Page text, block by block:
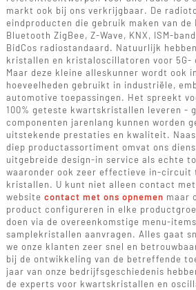
markt ook bij ons verkrijgbaar. De
eindproducten die gebruik maken van de
Bluetooth ZigBee, Z-Wave, KNX, ISM-
BidCos radiostandaard. Natuurlijk
kristallen en kristaloscillatoren voor 5G-
Maar deze kleine alleskunner wordt ook
hoeveelheden gebruikt in industriële,
automotive toepassingen. Het spreekt
100% geteste kwartskristallen leveren -
componenten jarenlang kunnen worden
uitstekende prestaties en kwaliteit.
diep productassortiment omvat ons
uitgebreide design-in service als echte
waaronder ook zeer effectieve in-circuit
kristallen. U kunt niet alleen contact met
website contact met ons opnemen maar
product configureren in elke
doen via de overeenkomstige menu-
samplekristallen aanvragen. Alles gaat
we onze klanten zeer snel en
bij de ontwikkeling van de betreffende
jaar van onze bedrijfsgeschiedenis
de experts voor kwartskristallen en